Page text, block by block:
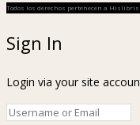
Todos los derechos pertenecen a
Sign In
Login via your site